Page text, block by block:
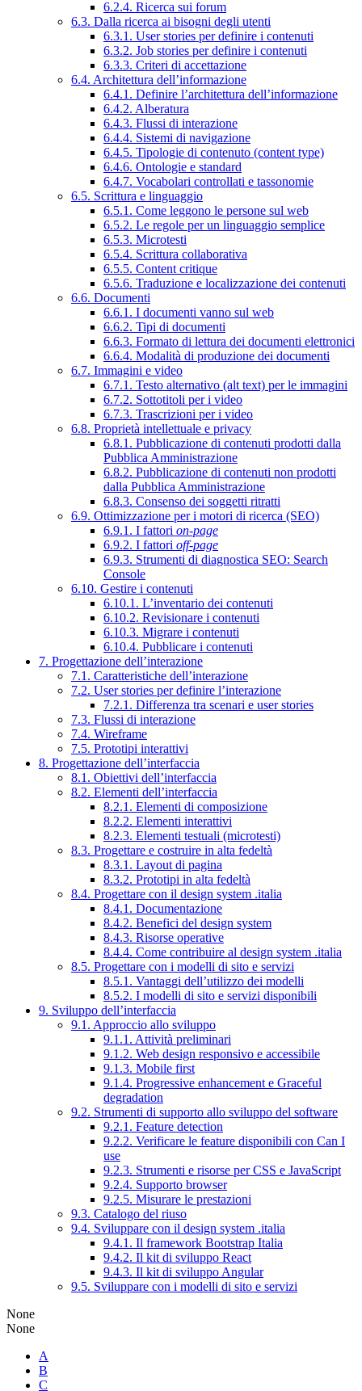
6.2.4. Ricerca sui forum
6.3. Dalla ricerca ai bisogni degli utenti
6.3.1. User stories per definire i contenuti
6.3.2. Job stories per definire i contenuti
6.3.3. Criteri di accettazione
6.4. Architettura dell’informazione
6.4.1. Definire l’architettura dell’informazione
6.4.2. Alberatura
6.4.3. Flussi di interazione
6.4.4. Sistemi di navigazione
6.4.5. Tipologie di contenuto (content type)
6.4.6. Ontologie e standard
6.4.7. Vocabolari controllati e tassonomie
6.5. Scrittura e linguaggio
6.5.1. Come leggono le persone sul web
6.5.2. Le regole per un linguaggio semplice
6.5.3. Microtesti
6.5.4. Scrittura collaborativa
6.5.5. Content critique
6.5.6. Traduzione e localizzazione dei contenuti
6.6. Documenti
6.6.1. I documenti vanno sul web
6.6.2. Tipi di documenti
6.6.3. Formato di lettura dei documenti elettronici
6.6.4. Modalità di produzione dei documenti
6.7. Immagini e video
6.7.1. Testo alternativo (alt text) per le immagini
6.7.2. Sottotitoli per i video
6.7.3. Trascrizioni per i video
6.8. Proprietà intellettuale e privacy
6.8.1. Pubblicazione di contenuti prodotti dalla
Pubblica Amministrazione
6.8.2. Pubblicazione di contenuti non prodotti
dalla Pubblica Amministrazione
6.8.3. Consenso dei soggetti ritratti
6.9. Ottimizzazione per i motori di ricerca (SEO)
6.9.1. I fattori on-page
6.9.2. I fattori off-page
6.9.3. Strumenti di diagnostica SEO: Search
Console
6.10. Gestire i contenuti
6.10.1. L’inventario dei contenuti
6.10.2. Revisionare i contenuti
6.10.3. Migrare i contenuti
6.10.4. Pubblicare i contenuti
7. Progettazione dell’interazione
7.1. Caratteristiche dell’interazione
7.2. User stories per definire l’interazione
7.2.1. Differenza tra scenari e user stories
7.3. Flussi di interazione
7.4. Wireframe
7.5. Prototipi interattivi
8. Progettazione dell’interfaccia
8.1. Obiettivi dell’interfaccia
8.2. Elementi dell’interfaccia
8.2.1. Elementi di composizione
8.2.2. Elementi interattivi
8.2.3. Elementi testuali (microtesti)
8.3. Progettare e costruire in alta fedeltà
8.3.1. Layout di pagina
8.3.2. Prototipi in alta fedeltà
8.4. Progettare con il design system .italia
8.4.1. Documentazione
8.4.2. Benefici del design system
8.4.3. Risorse operative
8.4.4. Come contribuire al design system .italia
8.5. Progettare con i modelli di sito e servizi
8.5.1. Vantaggi dell’utilizzo dei modelli
8.5.2. I modelli di sito e servizi disponibili
9. Sviluppo dell’interfaccia
9.1. Approccio allo sviluppo
9.1.1. Attività preliminari
9.1.2. Web design responsivo e accessibile
9.1.3. Mobile first
9.1.4. Progressive enhancement e Graceful
degradation
9.2. Strumenti di supporto allo sviluppo del software
9.2.1. Feature detection
9.2.2. Verificare le feature disponibili con Can I
use
9.2.3. Strumenti e risorse per CSS e JavaScript
9.2.4. Supporto browser
9.2.5. Misurare le prestazioni
9.3. Catalogo del riuso
9.4. Sviluppare con il design system .italia
9.4.1. Il framework Bootstrap Italia
9.4.2. Il kit di sviluppo React
9.4.3. Il kit di sviluppo Angular
9.5. Sviluppare con i modelli di sito e servizi
None
None
A
B
C